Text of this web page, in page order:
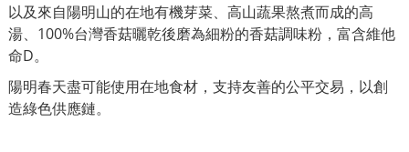
以及來自陽明山的在地有機芽菜、高山蔬果熬煮而成的高
湯、100%台灣香菇曬乾後磨為細粉的香菇調味粉，富含維他
命D。
陽明春天盡可能使用在地食材，支持友善的公平交易，以創
造綠色供應鏈。